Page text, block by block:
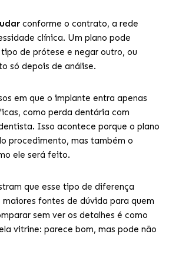
conforme o contrato, a rede
clínica. Um plano pode
de prótese e negar outro, ou
só depois de análise.
em que o implante entra apenas
como perda dentária com
Isso acontece porque o plano
procedimento, mas também o
ele será feito.
que esse tipo de diferença
fontes de dúvida para quem
sem ver os detalhes é como
vitrine: parece bom, mas pode não